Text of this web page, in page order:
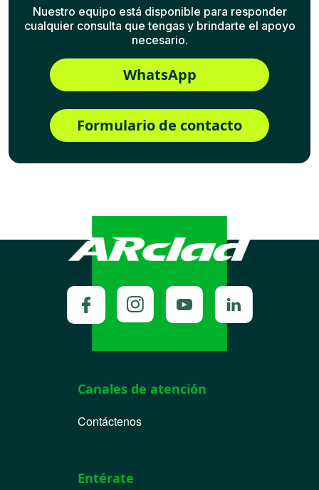
Nuestro equipo está disponible para responder
cualquier consulta que tengas y brindarte el apoyo
necesario.
WhatsApp
Formulario de contacto
Canales de atención
Contáctenos
Entérate